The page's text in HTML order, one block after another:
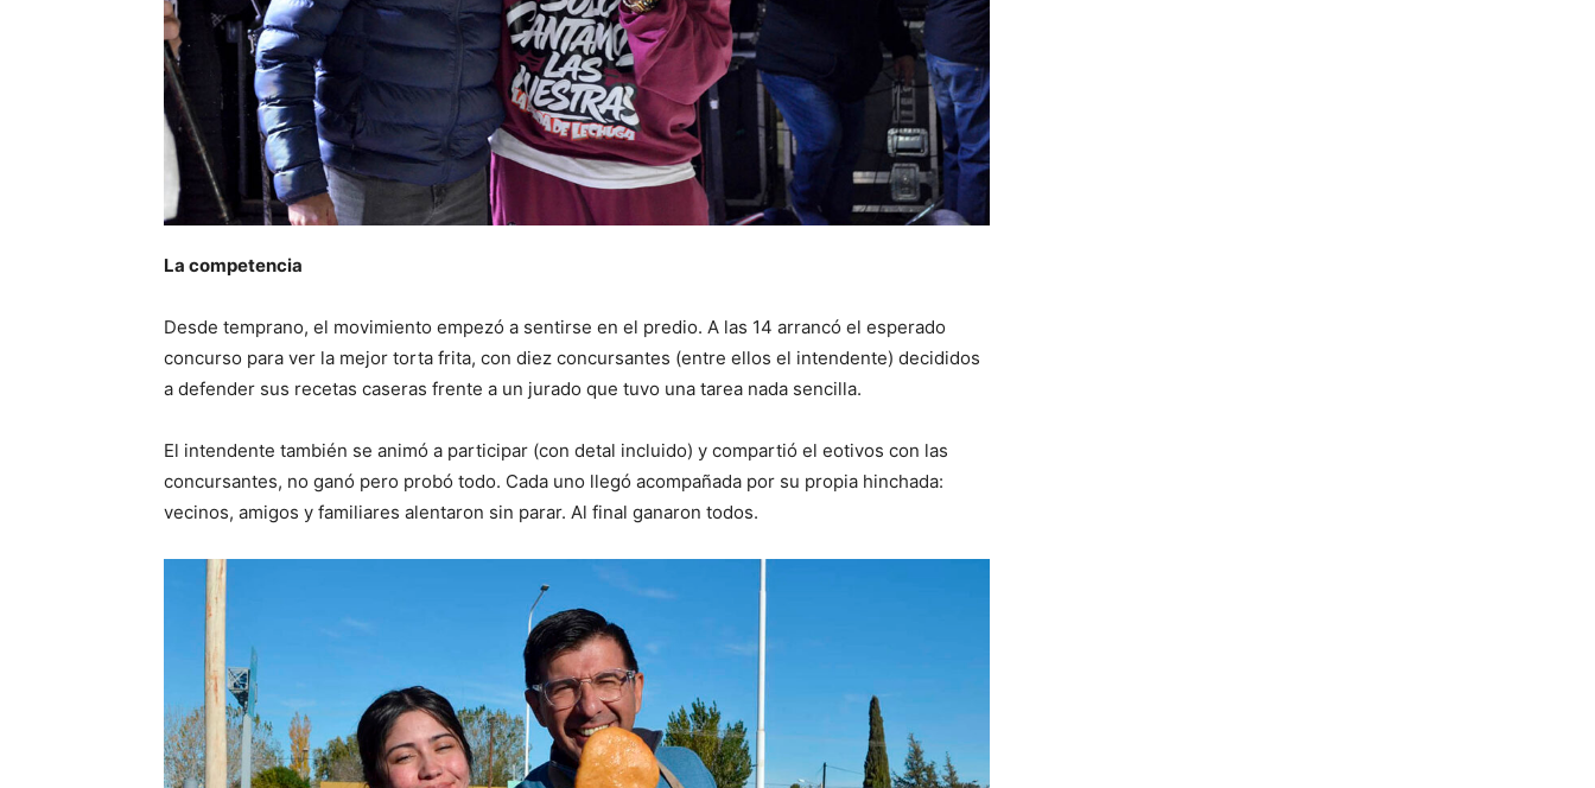
La competencia
Desde temprano, el movimiento empezó a sentirse en el predio. A las 14 arrancó el esperado
concurso para ver la mejor torta frita, con diez concursantes (entre ellos el intendente) decididos
a defender sus recetas caseras frente a un jurado que tuvo una tarea nada sencilla.
El intendente también se animó a participar (con detal incluido) y compartió el eotivos con las
concursantes, no ganó pero probó todo. Cada uno llegó acompañada por su propia hinchada:
vecinos, amigos y familiares alentaron sin parar. Al final ganaron todos.